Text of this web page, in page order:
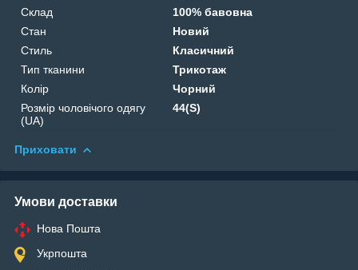
Склад
100% бавовна
Стан
Новий
Стиль
Класичний
Тип тканини
Трикотаж
Колір
Чорний
Розмір чоловічого одягу
(UA)
44(S)
Приховати
Умови доставки
Нова Пошта
Укрпошта